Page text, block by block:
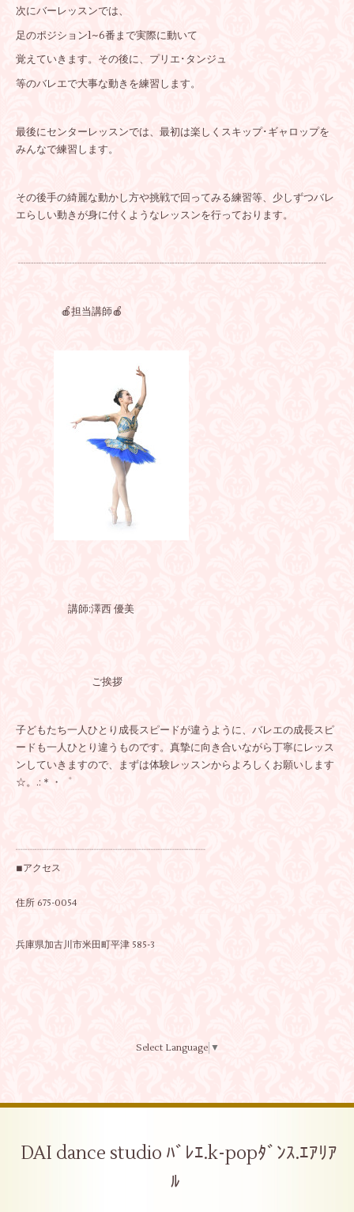
次にバーレッスンでは、
足のポジション1~6番まで実際に動いて
覚えていきます。その後に、プリエ･タンジュ
等のバレエで大事な動きを練習します。
最後にセンターレッスンでは、最初は楽しくスキップ･ギャロップを
みんなで練習します。
その後手の綺麗な動かし方や挑戦で回ってみる練習等、少しずつバレ
エらしい動きが身に付くようなレッスンを行っております。
┈┈┈┈┈┈┈┈┈┈┈┈┈┈┈┈┈┈┈┈┈┈┈┈┈┈┈┈┈┈
🍎担当講師🍎
講師:澤西 優美
ご挨拶
子どもたち一人ひとり成長スピードが違うように、バレエの成長スピ
ードも一人ひとり違うものです。真摯に向き合いながら丁寧にレッス
ンしていきますので、まずは体験レッスンからよろしくお願いします
☆。.:＊・゜
┈┈┈┈┈┈┈┈┈┈┈┈┈┈┈┈┈┈┈┈
◾︎アクセス
住所 675-0054
兵庫県加古川市米田町平津 585-3
Select Language ▼
DAI dance studio ﾊﾞﾚｴ.k-popﾀﾞﾝｽ.ｴｱﾘｱ
ﾙ